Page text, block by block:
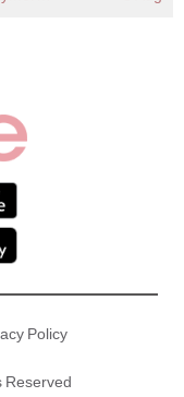
Policy
Reserved